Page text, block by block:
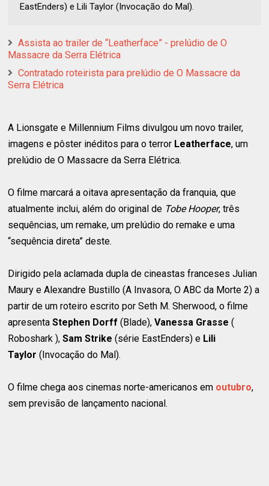
EastEnders) e Lili Taylor (Invocação do Mal).
Assista ao trailer de “Leatherface” - prelúdio de O
Massacre da Serra Elétrica
Contratado roteirista para prelúdio de O Massacre da
Serra Elétrica
A Lionsgate e Millennium Films divulgou um novo trailer,
imagens e pôster inéditos para o terror Leatherface, um
prelúdio de O Massacre da Serra Elétrica.
O filme marcará a oitava apresentação da franquia, que
atualmente inclui, além do original de Tobe Hooper, três
sequências, um remake, um prelúdio do remake e uma
“sequência direta” deste.
Dirigido pela aclamada dupla de cineastas franceses Julian
Maury e Alexandre Bustillo (A Invasora, O ABC da Morte 2) a
partir de um roteiro escrito por Seth M. Sherwood, o filme
apresentaStephen Dorff (Blade),Vanessa Grasse (
Roboshark ),Sam Strike(série EastEnders) e Lili
Taylor (Invocação do Mal).
O filme chega aos cinemas norte-americanos em outubro,
sem previsão de lançamento nacional.